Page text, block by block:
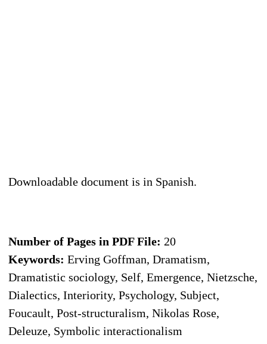
Downloadable document is in Spanish.
Number of Pages in PDF File: 20
Keywords: Erving Goffman, Dramatism,
Dramatistic sociology, Self, Emergence, Nietzsche,
Dialectics, Interiority, Psychology, Subject,
Foucault, Post-structuralism, Nikolas Rose,
Deleuze, Symbolic interactionalism